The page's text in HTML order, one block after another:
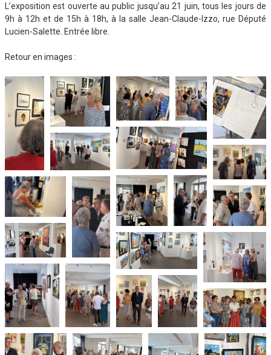
L’exposition est ouverte au public jusqu’au 21 juin, tous les jours de
9h à 12h et de 15h à 18h, à la salle Jean-Claude-Izzo, rue Député
Lucien-Salette. Entrée libre.
Retour en images :